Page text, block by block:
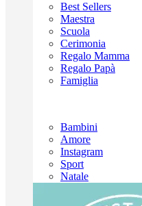
Best Sellers
Maestra
Scuola
Cerimonia
Regalo Mamma
Regalo Papà
Famiglia
Bambini
Amore
Instagram
Sport
Natale